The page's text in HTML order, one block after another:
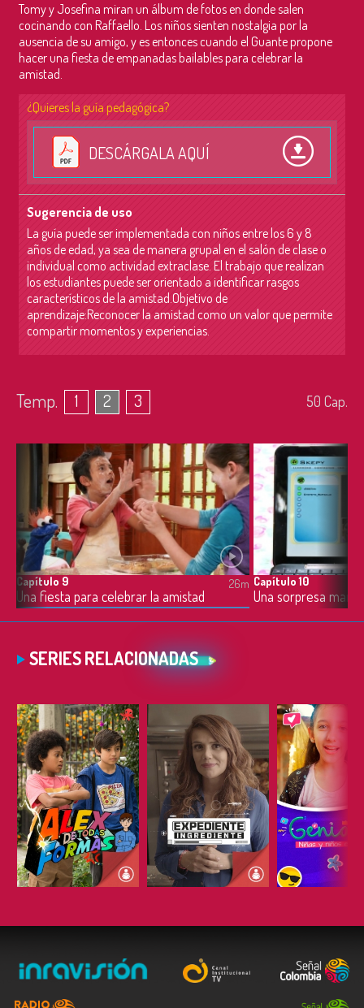
Tomy y Josefina miran un álbum de fotos en donde salen
cocinando con Raffaello. Los niños sienten nostalgia por la
ausencia de su amigo, y es entonces cuando el Guante propone
hacer una fiesta de empanadas bailables para celebrar la
amistad.
¿Quieres la guía pedagógica?
DESCÁRGALA AQUÍ
Sugerencia de uso
La guía puede ser implementada con niños entre los 6 y 8
años de edad, ya sea de manera grupal en el salón de clase o
individual como actividad extraclase. El trabajo que realizan
los estudiantes puede ser orientado a identificar rasgos
característicos de la amistad.Objetivo de
aprendizaje:Reconocer la amistad como un valor que permite
compartir momentos y experiencias.
Temp. 1 2 3 50 Cap.
Capítulo 9
Una fiesta para celebrar la amistad
26m Capítulo 10
Una sorpresa
SERIES RELACIONADAS
ESCUCHAR ESCUCHAR